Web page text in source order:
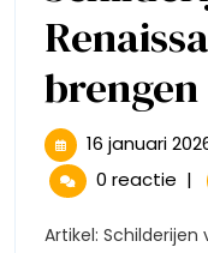
brengen
16 januari
0 reactie |
Artikel: Schilderijen van Breughel Schilderijen van